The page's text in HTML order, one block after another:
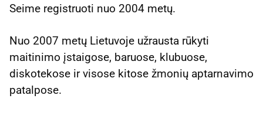
Seime registruoti nuo 2004 metų.
Nuo 2007 metų Lietuvoje užrausta rūkyti
maitinimo įstaigose, baruose, klubuose,
diskotekose ir visose kitose žmonių aptarnavimo
patalpose.